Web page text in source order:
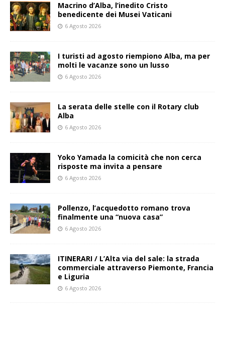
Macrino d’Alba, l’inedito Cristo
benedicente dei Musei Vaticani
6 Agosto 2026
I turisti ad agosto riempiono Alba, ma per
molti le vacanze sono un lusso
6 Agosto 2026
La serata delle stelle con il Rotary club
Alba
6 Agosto 2026
Yoko Yamada la comicità che non cerca
risposte ma invita a pensare
6 Agosto 2026
Pollenzo, l’acquedotto romano trova
finalmente una “nuova casa”
6 Agosto 2026
ITINERARI / L’Alta via del sale: la strada
commerciale attraverso Piemonte, Francia
e Liguria
6 Agosto 2026